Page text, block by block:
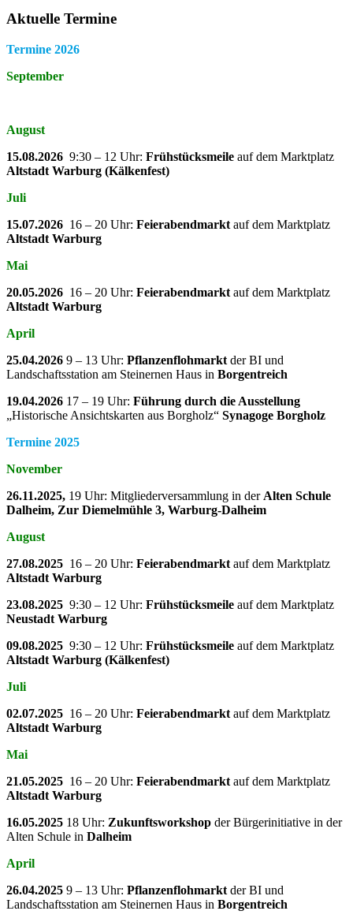
Aktuelle Termine
Termine 2026
September
August
15.08.2026 9:30 – 12 Uhr: Frühstücksmeile auf dem Marktplatz
Altstadt Warburg (Kälkenfest)
Juli
15.07.2026 16 – 20 Uhr: Feierabendmarkt auf dem Marktplatz
Altstadt Warburg
Mai
20.05.2026 16 – 20 Uhr: Feierabendmarkt auf dem Marktplatz
Altstadt Warburg
April
25.04.2026 9 – 13 Uhr: Pflanzenflohmarkt der BI und
Landschaftsstation am Steinernen Haus in Borgentreich
19.04.2026 17 – 19 Uhr: Führung durch die Ausstellung
„Historische Ansichtskarten aus Borgholz“ Synagoge Borgholz
Termine 2025
November
26.11.2025, 19 Uhr: Mitgliederversammlung in der Alten Schule
Dalheim, Zur Diemelmühle 3, Warburg-Dalheim
August
27.08.2025 16 – 20 Uhr: Feierabendmarkt auf dem Marktplatz
Altstadt Warburg
23.08.2025 9:30 – 12 Uhr: Frühstücksmeile auf dem Marktplatz
Neustadt Warburg
09.08.2025 9:30 – 12 Uhr: Frühstücksmeile auf dem Marktplatz
Altstadt Warburg (Kälkenfest)
Juli
02.07.2025 16 – 20 Uhr: Feierabendmarkt auf dem Marktplatz
Altstadt Warburg
Mai
21.05.2025 16 – 20 Uhr: Feierabendmarkt auf dem Marktplatz
Altstadt Warburg
16.05.2025 18 Uhr: Zukunftsworkshop der Bürgerinitiative in der
Alten Schule in Dalheim
April
26.04.2025 9 – 13 Uhr: Pflanzenflohmarkt der BI und
Landschaftsstation am Steinernen Haus in Borgentreich